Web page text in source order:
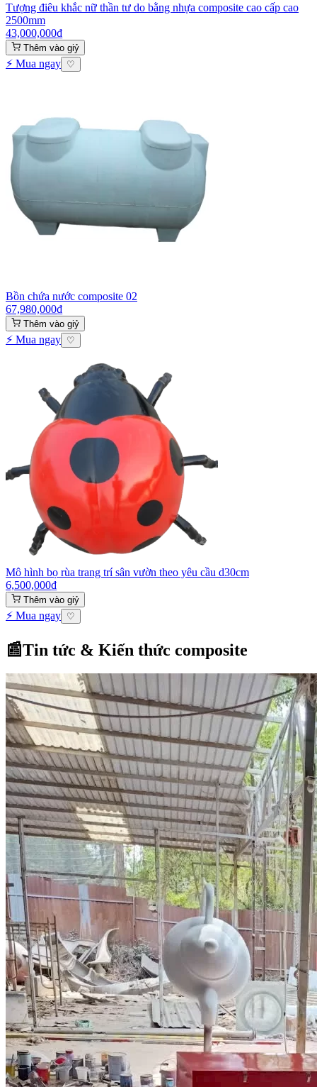
Tượng điêu khắc nữ thần tư do bằng nhựa composite cao cấp cao
2500mm
43,000,000₫
Thêm vào giỷ
⚡ Mua ngay ♡
Bồn chứa nước composite 02
67,980,000₫
Thêm vào giỷ
⚡ Mua ngay ♡
Mô hình bọ rùa trang trí sân vườn theo yêu cầu d30cm
6,500,000₫
Thêm vào giỷ
⚡ Mua ngay ♡
📰Tin tức & Kiến thức composite